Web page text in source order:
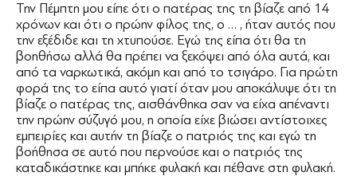
Την Πέμπτη μου είπε ότι ο πατέρας της τη βίαζε από 14
χρόνων και ότι ο πρώην φίλος της, ο … , ήταν αυτός που
την εξέδιδε και τη χτυπούσε. Εγώ της είπα ότι θα τη
βοηθήσω αλλά θα πρέπει να ξεκόψει από όλα αυτά, και
από τα ναρκωτικά, ακόμη και από το τσιγάρο. Για πρώτη
φορά της το είπα αυτό γιατί όταν μου αποκάλυψε ότι τη
βίαζε ο πατέρας της, αισθάνθηκα σαν να είχα απέναντι
την πρώην σύζυγό μου, η οποία είχε βιώσει αντίστοιχες
εμπειρίες και αυτήν τη βίαζε ο πατριός της και εγώ τη
βοήθησα σε αυτό που περνούσε και ο πατριός της
καταδικάστηκε και μπήκε φυλακή και πέθανε στη φυλακή.